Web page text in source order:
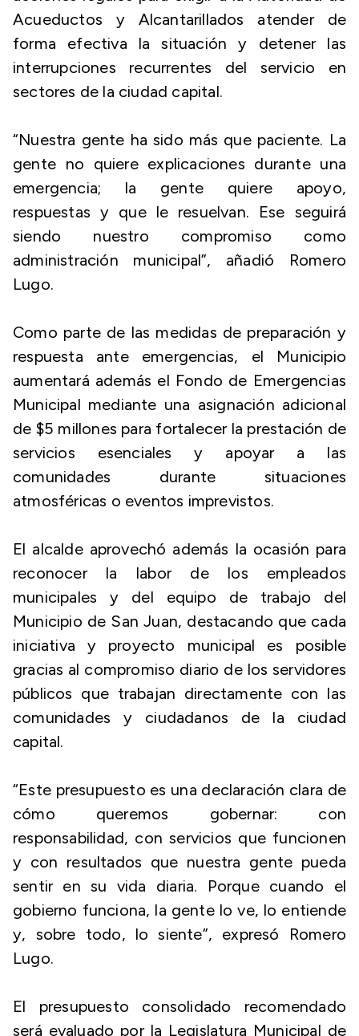
Acueductos y Alcantarillados atender de
forma efectiva la situación y detener las
interrupciones recurrentes del servicio en
sectores de la ciudad capital.
“Nuestra gente ha sido más que paciente. La
gente no quiere explicaciones durante una
emergencia; la gente quiere apoyo,
respuestas y que le resuelvan. Ese seguirá
siendo nuestro compromiso como
administración municipal”, añadió Romero
Lugo.
Como parte de las medidas de preparación y
respuesta ante emergencias, el Municipio
aumentará además el Fondo de Emergencias
Municipal mediante una asignación adicional
de $5 millones para fortalecer la prestación de
servicios esenciales y apoyar a las
comunidades durante situaciones
atmosféricas o eventos imprevistos.
El alcalde aprovechó además la ocasión para
reconocer la labor de los empleados
municipales y del equipo de trabajo del
Municipio de San Juan, destacando que cada
iniciativa y proyecto municipal es posible
gracias al compromiso diario de los servidores
públicos que trabajan directamente con las
comunidades y ciudadanos de la ciudad
capital.
“Este presupuesto es una declaración clara de
cómo queremos gobernar: con
responsabilidad, con servicios que funcionen
y con resultados que nuestra gente pueda
sentir en su vida diaria. Porque cuando el
gobierno funciona, la gente lo ve, lo entiende
y, sobre todo, lo siente”, expresó Romero
Lugo.
El presupuesto consolidado recomendado
será evaluado por la Legislatura Municipal de